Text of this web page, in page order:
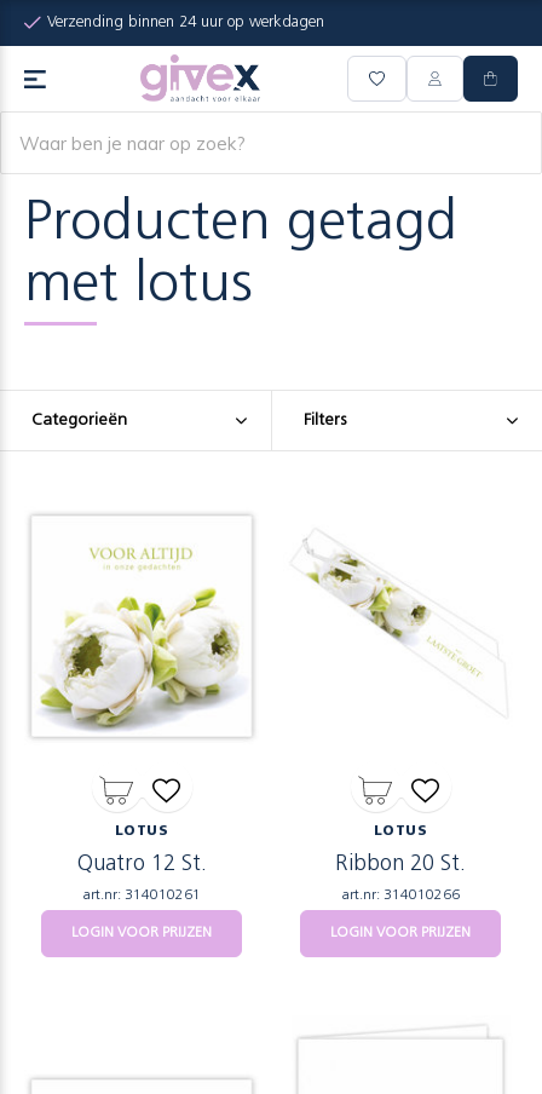
Verzending binnen 24 uur op werkdagen
Producten getagd
met lotus
Categorieën Filters
LOTUS
Quatro 12 St.
art.nr: 314010261
LOGIN VOOR PRIJZEN
LOTUS
Ribbon 20 St.
art.nr: 314010266
LOGIN VOOR PRIJZEN